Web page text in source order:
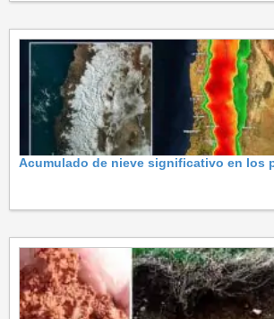
Acumulado de nieve significativo en los